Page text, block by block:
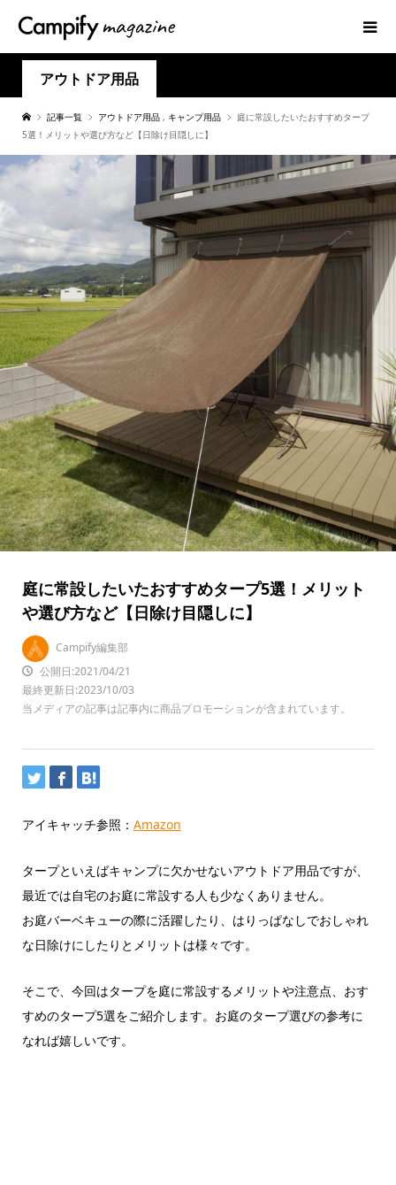
アウトドア用品
記事一覧 アウトドア用品 , キャンプ用品
庭に常設したいたおすすめタープ
5選！メリットや選び方など【日除け目隠しに】
庭に常設したいたおすすめタープ5選！メリット
や選び方など【日除け目隠しに】
Campify編集部
公開日:2021/04/21
最終更新日:2023/10/03
当メディアの記事は記事内に商品プロモーションが含まれています。
アイキャッチ参照： Amazon
タープといえばキャンプに欠かせないアウトドア用品ですが、
最近では自宅のお庭に常設する人も少なくありません。
お庭バーベキューの際に活躍したり、はりっぱなしでおしゃれ
な日除けにしたりとメリットは様々です。
そこで、今回はタープを庭に常設するメリットや注意点、おす
すめのタープ5選をご紹介します。お庭のタープ選びの参考に
なれば嬉しいです。